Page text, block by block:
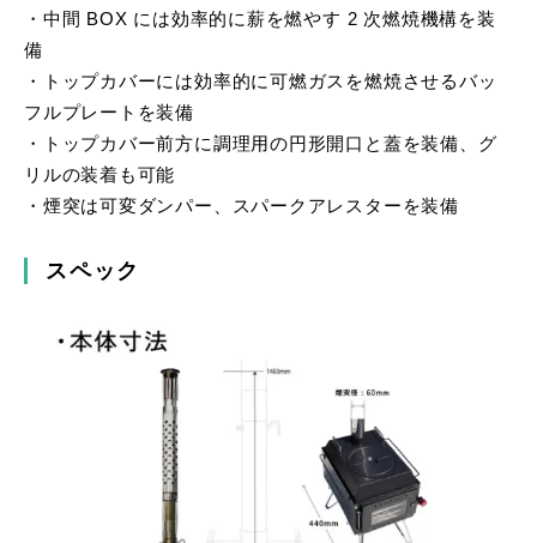
・中間 BOX には効率的に薪を燃やす 2 次燃焼機構を装
備
・トップカバーには効率的に可燃ガスを燃焼させるバッ
フルプレートを装備
・トップカバー前方に調理用の円形開口と蓋を装備、グ
リルの装着も可能
・煙突は可変ダンパー、スパークアレスターを装備
スペック